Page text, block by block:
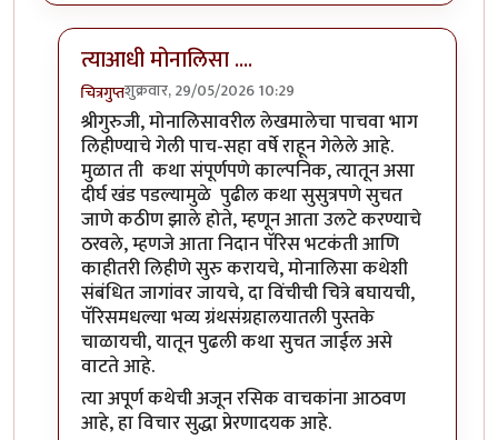
त्याआधी मोनालिसा ....
चित्रगुप्तशुक्रवार, 29/05/2026 10:29
In reply toअरे वा! पोहोचलात का पॅरिसला…byश्रीगुरुजी
श्रीगुरुजी, मोनालिसावरील लेखमालेचा पाचवा भाग
लिहीण्याचे गेली पाच-सहा वर्षे राहून गेलेले आहे.
मुळात ती कथा संपूर्णपणे काल्पनिक, त्यातून असा
दीर्घ खंड पडल्यामुळे पुढील कथा सुसुत्रपणे सुचत
जाणे कठीण झाले होते, म्हणून आता उलटे करण्याचे
ठरवले, म्हणजे आता निदान पॅरिस भटकंती आणि
काहीतरी लिहीणे सुरु करायचे, मोनालिसा कथेशी
संबंधित जागांवर जायचे, दा विंचीची चित्रे बघायची,
पॅरिसमधल्या भव्य ग्रंथसंग्रहालयातली पुस्तके
चाळायची, यातून पुढली कथा सुचत जाईल असे
वाटते आहे.
त्या अपूर्ण कथेची अजून रसिक वाचकांना आठवण
आहे, हा विचार सुद्धा प्रेरणादयक आहे.